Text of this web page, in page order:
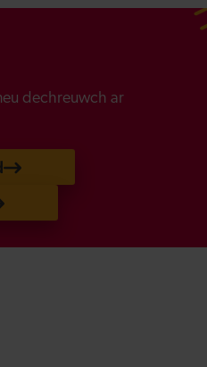
dechreuwch ar